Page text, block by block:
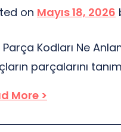
on Mayıs 18, 2026
Kodları Ne
parçalarını
seçilmesini
More >